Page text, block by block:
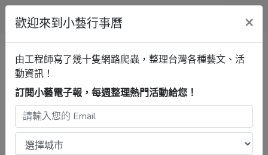
小藝行事曆
全部 展覽 音樂 戲劇
講座
行事曆
連江活動清單 音樂 最新活動
注意：出發前請去官網再次確認！
本站內容由程式自動抓
歡迎來到小藝行事曆 ×
由工程師寫了幾十隻網路爬蟲，整理台灣各種藝文、活
動資訊！
訂閱小藝電子報，每週整理熱門活動給您！